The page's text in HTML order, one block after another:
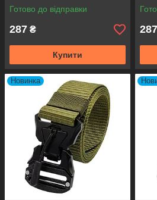
Готово до відправки
287 ₴
Купити
287
Новинка